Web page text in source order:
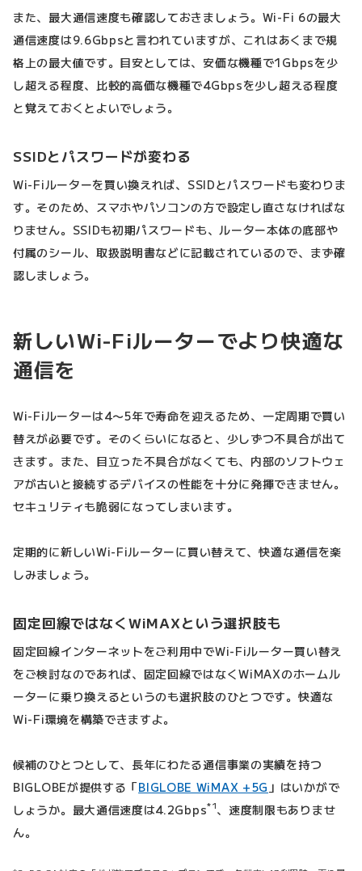
また、最大通信速度も確認しておきましょう。Wi-Fi 6の最大
通信速度は9.6Gbpsと言われていますが、これはあくまで規
格上の最大値です。目安としては、安価な機種で1Gbpsを少
し超える程度、比較的高価な機種で4Gbpsを少し超える程度
と覚えておくとよいでしょう。
SSIDとパスワードが変わる
Wi-Fiルーターを買い換えれば、SSIDとパスワードも変わりま
す。そのため、スマホやパソコンの方で設定し直さなければな
りません。SSIDも初期パスワードも、ルーター本体の底部や
付属のシール、取扱説明書などに記載されているので、まず確
認しましょう。
新しいWi-Fiルーターでより快適な
通信を
Wi-Fiルーターは4〜5年で寿命を迎えるため、一定周期で買い
替えが必要です。そのくらいになると、少しずつ不具合が出て
きます。また、目立った不具合がなくても、内部のソフトウェ
アが古いと接続するデバイスの性能を十分に発揮できません。
セキュリティも脆弱になってしまいます。
定期的に新しいWi-Fiルーターに買い替えて、快適な通信を楽
しみましょう。
固定回線ではなくWiMAXという選択肢も
固定回線インターネットをご利用中でWi-Fiルーター買い替え
をご検討なのであれば、固定回線ではなくWiMAXのホームル
ーターに乗り換えるというのも選択肢のひとつです。快適な
Wi-Fi環境を構築できますよ。
候補のひとつとして、長年にわたる通信事業の実績を持つ
BIGLOBEが提供する「BIGLOBE WiMAX +5G 」はいかがで
しょうか。最大通信速度は4.2Gbps*1、速度制限もありませ
ん。